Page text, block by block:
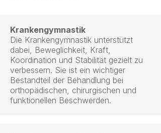
Krankengymnastik
Die Krankengymnastik unterstützt
dabei, Beweglichkeit, Kraft,
Koordination und Stabilität gezielt zu
verbessern. Sie ist ein wichtiger
Bestandteil der Behandlung bei
orthopädischen, chirurgischen und
funktionellen Beschwerden.